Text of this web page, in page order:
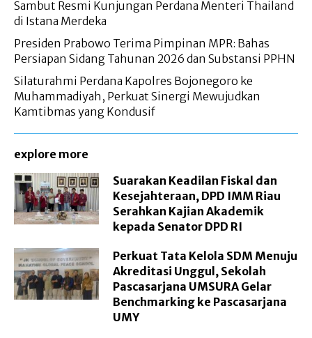
Sambut Resmi Kunjungan Perdana Menteri Thailand
di Istana Merdeka
Presiden Prabowo Terima Pimpinan MPR: Bahas
Persiapan Sidang Tahunan 2026 dan Substansi PPHN
Silaturahmi Perdana Kapolres Bojonegoro ke
Muhammadiyah, Perkuat Sinergi Mewujudkan
Kamtibmas yang Kondusif
explore more
Suarakan Keadilan Fiskal dan
Kesejahteraan, DPD IMM Riau
Serahkan Kajian Akademik
kepada Senator DPD RI
Perkuat Tata Kelola SDM Menuju
Akreditasi Unggul, Sekolah
Pascasarjana UMSURA Gelar
Benchmarking ke Pascasarjana
UMY